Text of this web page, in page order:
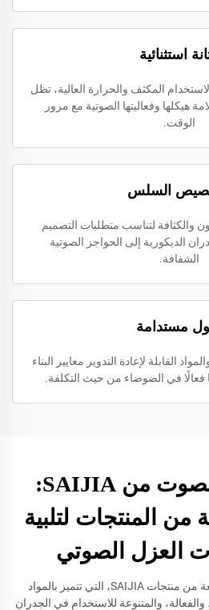
استثنائية
المكثف والحرارة العالية، تظل
هيكلها وفعاليتها الصوتية مع مرور
الوقت.
السلس
والكثافة لتناسب متطلبات التصميم
الديكورية إلى الحواجز الصوتية
الشفافة.
مستدامة
القابلة لإعادة التدوير معايير البناء
فعالًا في الضوضاء من حيث التكلفة.
مواد عازلة للصوت من SAIJIA:
المنتجات لتلبية
العزل الصوتي
استكشف المجموعة الواسعة من منتجات SAIJIA، التي تتميز بالمواد
والمتنوعة للاستخدام في الجدران